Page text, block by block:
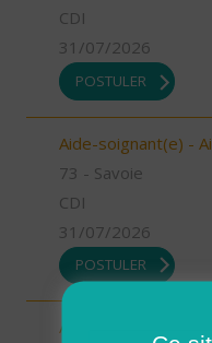
CDI
31/07/2026
POSTULER
Aide-soignant(e) -
73 - Savoie
CDI
31/07/2026
POSTULER
Auxiliaire de vie -